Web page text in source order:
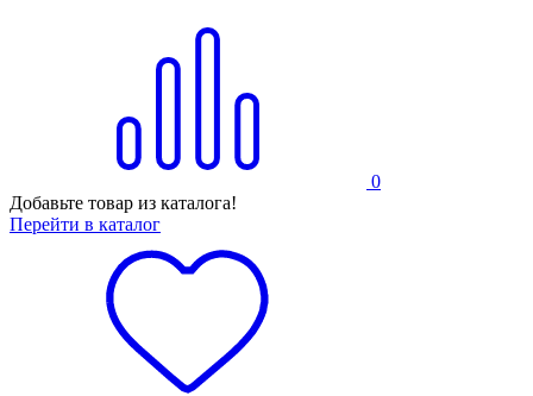
0
Добавьте товар из каталога!
Перейти в каталог